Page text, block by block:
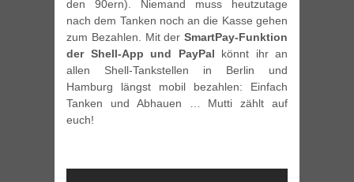
den 90ern). Niemand muss heutzutage
nach dem Tanken noch an die Kasse gehen
zum Bezahlen. Mit der SmartPay-Funktion
der Shell-App und PayPal könnt ihr an
allen Shell-Tankstellen in Berlin und
Hamburg längst mobil bezahlen: Einfach
Tanken und Abhauen … Mutti zählt auf
euch!